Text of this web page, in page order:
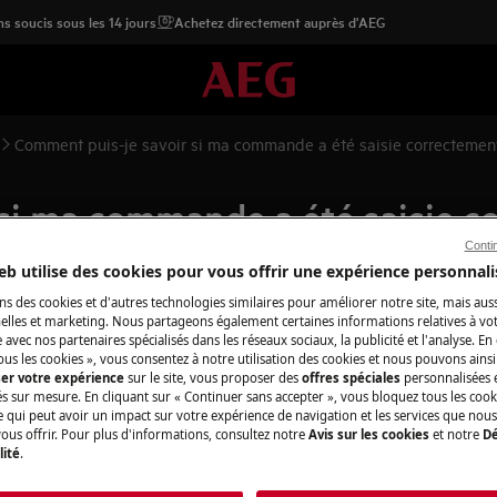
soucis sous les 14 jours Achetez directement auprès d'AEG
Comment puis-je savoir si ma commande a été saisie
ma commande a été saisie
correctement ?
vous recevrez un courriel
relatives à votre achat sur
vérifier que vous nous avez
utilise des cookies pour vous offrir une expérience
des cookies et d'autres technologies similaires pour améliorer notre site, mais
et marketing. Nous partageons également certaines informations relatives à
nos partenaires spécialisés dans les réseaux sociaux, la publicité et l'analyse.
les cookies », vous consentez à notre utilisation des cookies et nous pouvons ainsi
votre expérience sur le site, vous proposer des offres spéciales
sur mesure. En cliquant sur « Continuer sans accepter », vous bloquez tous les
qui peut avoir un impact sur votre expérience de navigation et les services que
offrir. Pour plus d'informations, consultez notre Avis sur les cookies et notre
.